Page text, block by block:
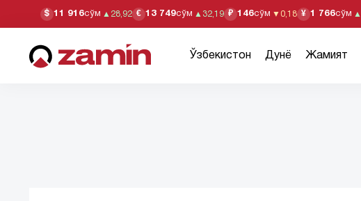
$ 11 916сўм ▲ 28,92 € 13 749сўм ▲ 32,19 ₽ 146сўм ▼ 0,18 ¥ 1 766сўм ▲
Ўзбекистон Дунё Жамият